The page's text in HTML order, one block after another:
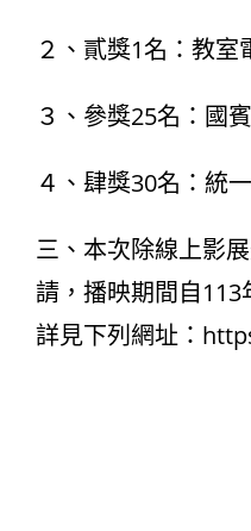
２、貳獎1名：教室
３、參獎25名：國
４、肆獎30名：統
三、本次除線上影
請，播映期間自
詳見下列網址：